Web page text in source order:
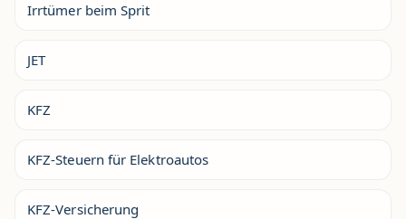
Irrtümer beim Sprit
JET
KFZ
KFZ-Steuern für Elektroautos
KFZ-Versicherung